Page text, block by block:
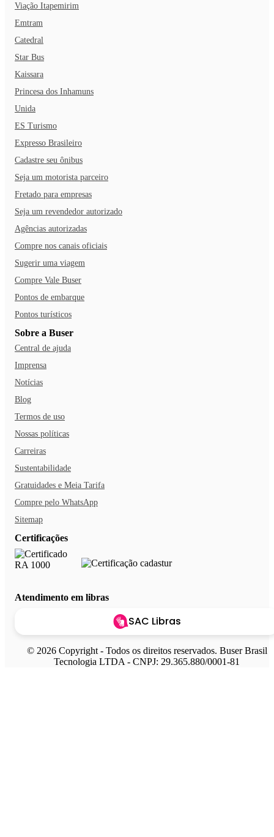
Viação Itapemirim
Emtram
Catedral
Star Bus
Kaissara
Princesa dos Inhamuns
Unida
ES Turismo
Expresso Brasileiro
Cadastre seu ônibus
Seja um motorista parceiro
Fretado para empresas
Seja um revendedor autorizado
Agências autorizadas
Compre nos canais oficiais
Sugerir uma viagem
Compre Vale Buser
Pontos de embarque
Pontos turísticos
Sobre a Buser
Central de ajuda
Imprensa
Notícias
Blog
Termos de uso
Nossas políticas
Carreiras
Sustentabilidade
Gratuidades e Meia Tarifa
Compre pelo WhatsApp
Sitemap
Certificações
Atendimento em libras
SAC Libras
© 2026 Copyright - Todos os direitos reservados. Buser Brasil
Tecnologia LTDA - CNPJ: 29.365.880/0001-81